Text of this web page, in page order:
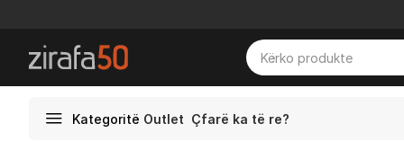
Kategoritë Outlet Çfarë ka të re?